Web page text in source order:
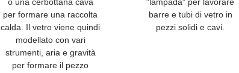
per formare una raccolta
calda. Il vetro viene quindi
modellato con vari
strumenti, aria e gravità
per formare il pezzo
barre e tubi di vetro in
pezzi solidi e cavi.